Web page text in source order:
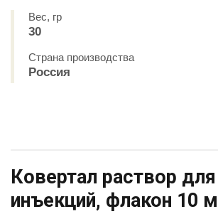
Вес, гр
30
Страна производства
Россия
Ковертал раствор для
инъекций, флакон 10